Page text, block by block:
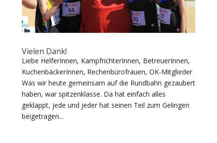
Vielen Dank!
Liebe HelferInnen, KampfrichterInnen, BetreuerInnen,
KuchenbäckerInnen, Rechenbürofrauen, OK-Mitglieder
Was wir heute gemeinsam auf die Rundbahn gezaubert
haben, war spitzenklasse. Da hat einfach alles
geklappt, jede und jeder hat seinen Teil zum Gelingen
beigetragen...